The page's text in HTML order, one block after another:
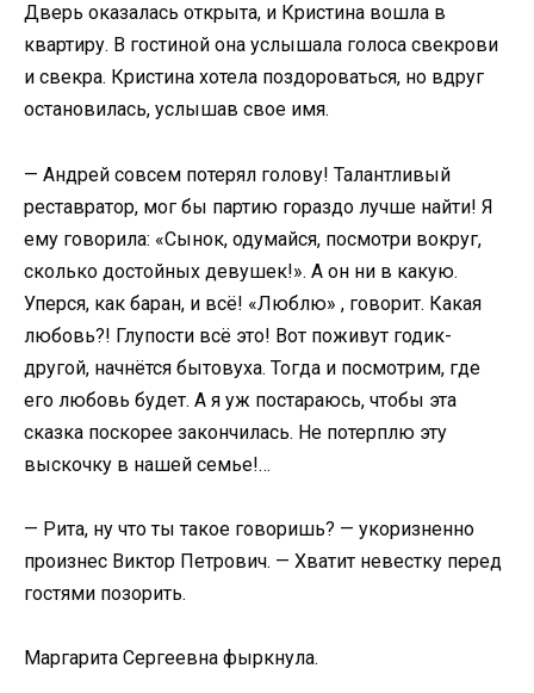
Дверь оказалась открыта, и Кристина вошла в
квартиру. В гостиной она услышала голоса свекрови
и свекра. Кристина хотела поздороваться, но вдруг
остановилась, услышав свое имя.
— Андрей совсем потерял голову! Талантливый
реставратор, мог бы партию гораздо лучше найти! Я
ему говорила: «Сынок, одумайся, посмотри вокруг,
сколько достойных девушек!». А он ни в какую.
Уперся, как баран, и всё! «Люблю» , говорит. Какая
любовь?! Глупости всё это! Вот поживут годик-
другой, начнётся бытовуха. Тогда и посмотрим, где
его любовь будет. А я уж постараюсь, чтобы эта
сказка поскорее закончилась. Не потерплю эту
выскочку в нашей семье!…
— Рита, ну что ты такое говоришь? — укоризненно
произнес Виктор Петрович. — Хватит невестку перед
гостями позорить.
Маргарита Сергеевна фыркнула.